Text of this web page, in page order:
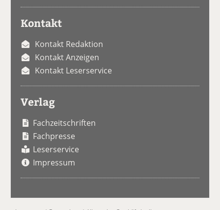
Kontakt
Kontakt Redaktion
Kontakt Anzeigen
Kontakt Leserservice
Verlag
Fachzeitschriften
Fachpresse
Leserservice
Impressum